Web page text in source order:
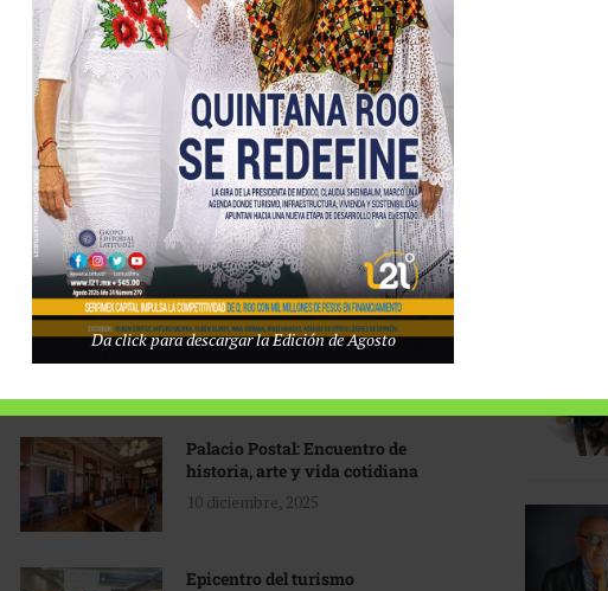
Tecnológico de Monterrey
3 agosto, 2026
Promoción turística con visión
1 abril, 2026
Industria global en
reconfiguración
31 marzo, 2026
Palacio Postal: Encuentro de
historia, arte y vida cotidiana
10 diciembre, 2025
Epicentro del turismo
Da click para descargar la Edición de Agosto